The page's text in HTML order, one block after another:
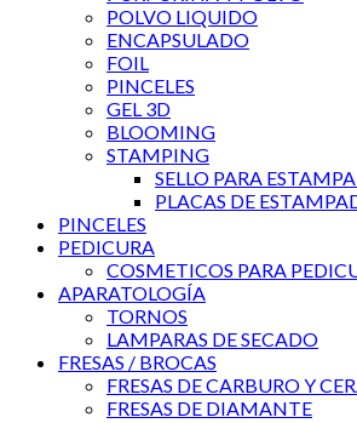
POLVO LIQUIDO
ENCAPSULADO
FOIL
PINCELES
GEL 3D
BLOOMING
STAMPING
SELLO PARA
PLACAS DE
PINCELES
PEDICURA
COSMETICOS PARA
APARATOLOGÍA
TORNOS
LAMPARAS DE SECADO
FRESAS / BROCAS
FRESAS DE CARBURO Y
FRESAS DE DIAMANTE